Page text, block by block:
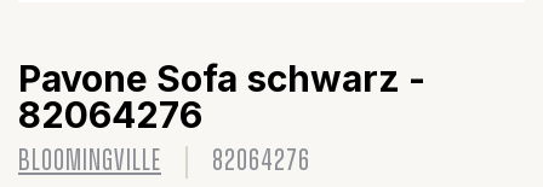
Pavone Sofa schwarz -
82064276
BLOOMINGVILLE 82064276